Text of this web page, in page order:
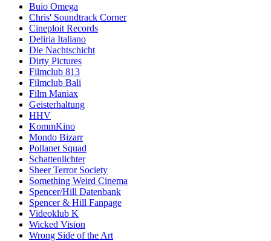
Buio Omega
Chris' Soundtrack Corner
Cineploit Records
Deliria Italiano
Die Nachtschicht
Dirty Pictures
Filmclub 813
Filmclub Bali
Film Maniax
Geisterhaltung
HHV
KommKino
Mondo Bizarr
Pollanet Squad
Schattenlichter
Sheer Terror Society
Something Weird Cinema
Spencer/Hill Datenbank
Spencer & Hill Fanpage
Videoklub K
Wicked Vision
Wrong Side of the Art